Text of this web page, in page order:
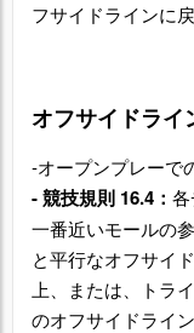
フサイドラインに
オフサイドライ
‐オープンプレーで
- 競技規則 16.4：
一番近いモールの
と平行なオフサイ
上、または、トラ
のオフサイドライ